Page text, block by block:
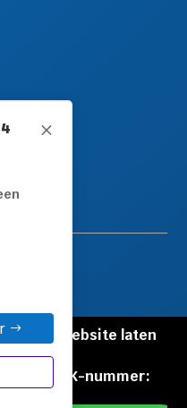
M
|
Website laten
KVK-nummer: